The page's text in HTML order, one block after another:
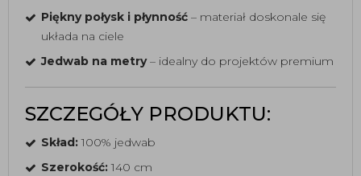
Piękny połysk i płynność – materiał doskonale się
układa na ciele
Jedwab na metry– idealny do projektów premium
SZCZEGÓŁY PRODUKTU:
Skład: 100% jedwab
Szerokość: 140 cm